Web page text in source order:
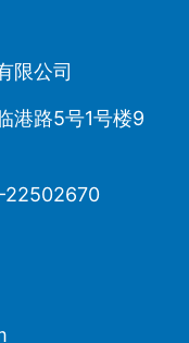
限公司
港路5号1号楼9
22502670